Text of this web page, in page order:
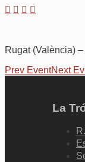
Rugat (València)
Prev EventNext
La